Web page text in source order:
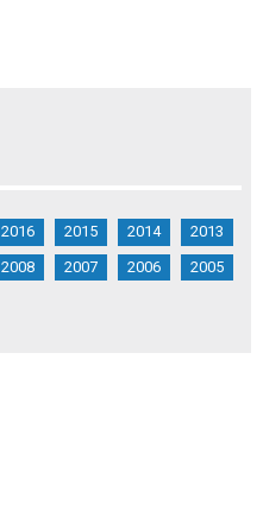
2016 2015 2014
2013
2008 2007 2006
2005